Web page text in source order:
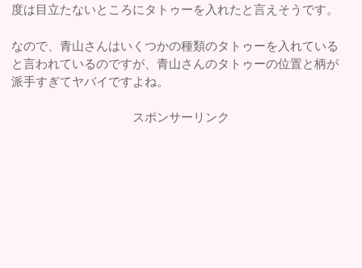
度は目立たないところにタトゥーを入れたと言えそうです。
なので、青山さんはいくつかの種類のタトゥーを入れている
と言われているのですが、青山さんのタトゥーの位置と柄が
派手すぎてヤバイですよね。
スポンサーリンク